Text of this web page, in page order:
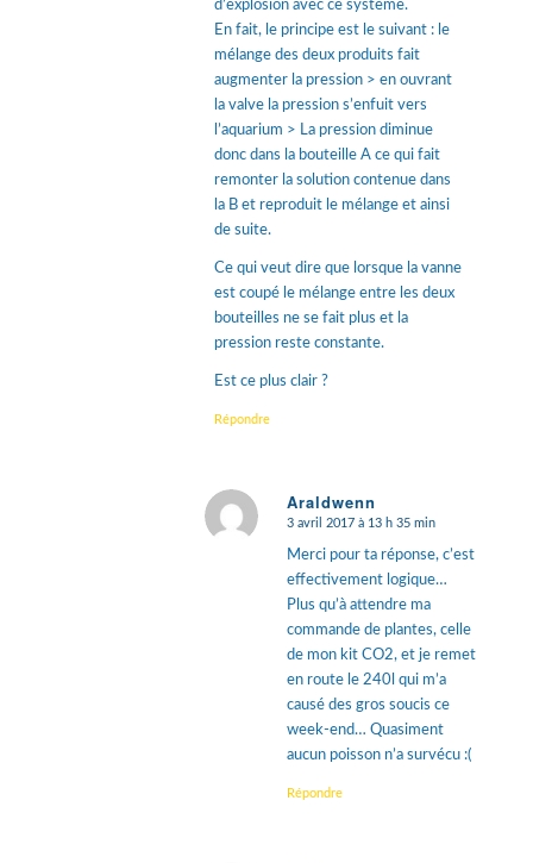
d’explosion avec ce système.
En fait, le principe est le suivant : le
mélange des deux produits fait
augmenter la pression > en ouvrant
la valve la pression s’enfuit vers
l’aquarium > La pression diminue
donc dans la bouteille A ce qui fait
remonter la solution contenue dans
la B et reproduit le mélange et ainsi
de suite.
Ce qui veut dire que lorsque la vanne
est coupé le mélange entre les deux
bouteilles ne se fait plus et la
pression reste constante.
Est ce plus clair ?
Répondre
Araldwenn
dit
3 avril 2017 à 13 h 35 min
Merci pour ta réponse, c’est
effectivement logique…
Plus qu’à attendre ma
commande de plantes, celle
de mon kit CO2, et je remet
en route le 240l qui m’a
causé des gros soucis ce
week-end… Quasiment
aucun poisson n’a survécu :(
Répondre